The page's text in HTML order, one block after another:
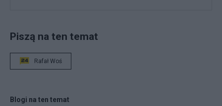
Piszą na ten temat
Rafał Woś
Blogi na ten temat